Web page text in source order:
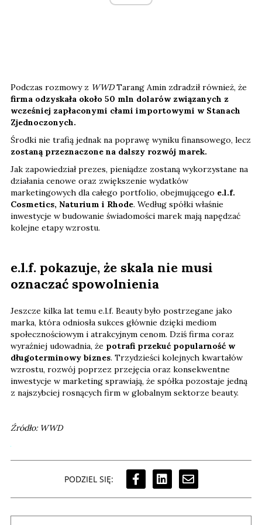
Podczas rozmowy z WWDTarang Amin zdradził również, że
firma odzyskała około 50 mln dolarów związanych z
wcześniej zapłaconymi cłami importowymi w Stanach
Zjednoczonych.
Środki nie trafią jednak na poprawę wyniku finansowego, lecz
zostaną przeznaczone na dalszy rozwój marek.
Jak zapowiedział prezes, pieniądze zostaną wykorzystane na
działania cenowe oraz zwiększenie wydatków
marketingowych dla całego portfolio, obejmującego e.l.f.
Cosmetics, Naturium i Rhode. Według spółki właśnie
inwestycje w budowanie świadomości marek mają napędzać
kolejne etapy wzrostu.
e.l.f. pokazuje, że skala nie musi
oznaczać spowolnienia
Jeszcze kilka lat temu e.l.f. Beauty było postrzegane jako
marka, która odniosła sukces głównie dzięki mediom
społecznościowym i atrakcyjnym cenom. Dziś firma coraz
wyraźniej udowadnia, że potrafi przekuć popularność w
długoterminowy biznes. Trzydzieści kolejnych kwartałów
wzrostu, rozwój poprzez przejęcia oraz konsekwentne
inwestycje w marketing sprawiają, że spółka pozostaje jedną
z najszybciej rosnących firm w globalnym sektorze beauty.
Źródło: WWD
PODZIEL SIĘ: